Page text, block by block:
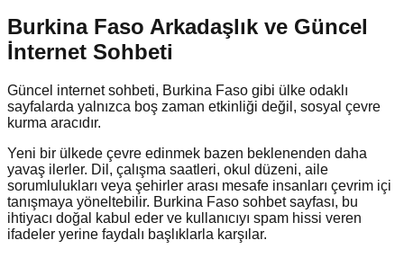
Burkina Faso Arkadaşlık ve Güncel
İnternet Sohbeti
Güncel internet sohbeti, Burkina Faso gibi ülke odaklı
sayfalarda yalnızca boş zaman etkinliği değil, sosyal çevre
kurma aracıdır.
Yeni bir ülkede çevre edinmek bazen beklenenden daha
yavaş ilerler. Dil, çalışma saatleri, okul düzeni, aile
sorumlulukları veya şehirler arası mesafe insanları çevrim içi
tanışmaya yöneltebilir. Burkina Faso sohbet sayfası, bu
ihtiyacı doğal kabul eder ve kullanıcıyı spam hissi veren
ifadeler yerine faydalı başlıklarla karşılar.